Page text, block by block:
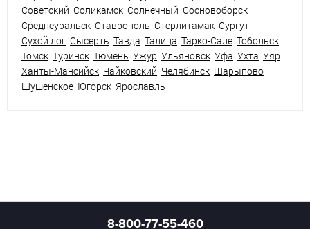
Советский Соликамск Солнечный Сосновоборск
Среднеуральск Ставрополь Стерлитамак Сургут
Сухой лог Сысерть Тавда Талица Тарко-Сале Тобольск
Томск Туринск Тюмень Ужур Ульяновск Уфа Ухта Уяр
Ханты-Мансийск Чайковский Челябинск Шарыпово
Шушенское Югорск Ярославль
8-800-77-55-460